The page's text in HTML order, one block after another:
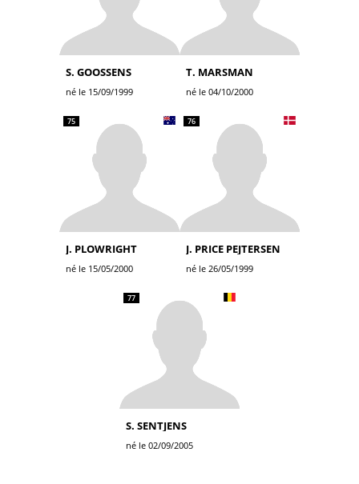
S. GOOSSENS
né le 15/09/1999
T. MARSMAN
né le 04/10/2000
75
J. PLOWRIGHT
né le 15/05/2000
76
J. PRICE PEJTERSEN
né le 26/05/1999
77
S. SENTJENS
né le 02/09/2005